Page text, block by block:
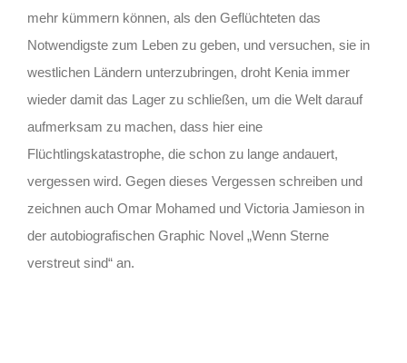
mehr kümmern können, als den Geflüchteten das
Notwendigste zum Leben zu geben, und versuchen, sie in
westlichen Ländern unterzubringen, droht Kenia immer
wieder damit das Lager zu schließen, um die Welt darauf
aufmerksam zu machen, dass hier eine
Flüchtlingskatastrophe, die schon zu lange andauert,
vergessen wird. Gegen dieses Vergessen schreiben und
zeichnen auch Omar Mohamed und Victoria Jamieson in
der autobiografischen Graphic Novel „Wenn Sterne
verstreut sind“ an.